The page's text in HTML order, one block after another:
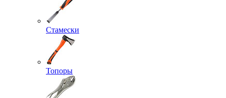
Стамески
Топоры